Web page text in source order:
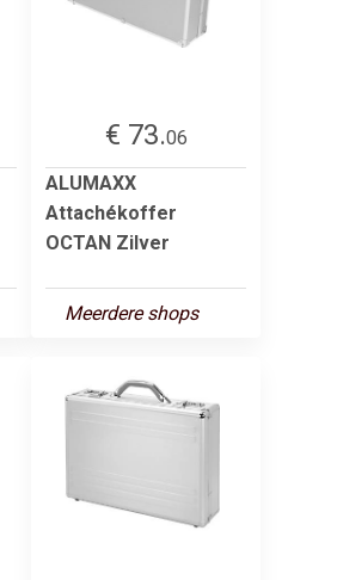
€ 73.06
ALUMAXX
Attachékoffer
OCTAN Zilver
Meerdere shops